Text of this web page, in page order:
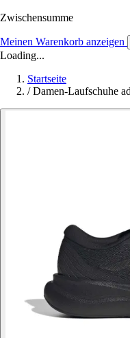
Zwischensumme
Meinen Warenkorb anzeigen
Loading...
Startseite
/ Damen-Laufschuhe